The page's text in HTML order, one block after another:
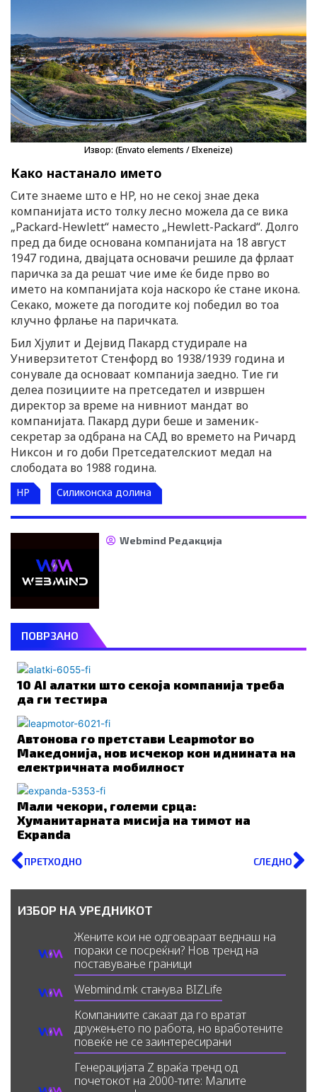
Извор: (Envato elements / Elxeneize)
Како настанало името
Сите знаеме што е HP, но не секој знае дека
компанијата исто толку лесно можела да се вика
„Packard-Hewlett“ наместо „Hewlett-Packard“. Долго
пред да биде основана компанијата на 18 август
1947 година, двајцата основачи решиле да фрлаат
паричка за да решат чие име ќе биде прво во
името на компанијата која наскоро ќе стане икона.
Секако, можете да погодите кој победил во тоа
клучно фрлање на паричката.
Бил Хјулит и Дејвид Пакард студирале на
Универзитетот Стенфорд во 1938/1939 година и
сонувале да основаат компанија заедно. Тие ги
делеа позициите на претседател и извршен
директор за време на нивниот мандат во
компанијата. Пакард дури беше и заменик-
секретар за одбрана на САД во времето на Ричард
Никсон и го доби Претседателскиот медал на
слободата во 1988 година.
HP Силиконска долина
Webmind Редакција
ПОВРЗАНО
10 AI алатки што секоја компанија треба
да ги тестира
Автонова го претстави Leapmotor во
Македонија, нов исчекор кон иднината на
електричната мобилност
Мали чекори, големи срца:
Хуманитарната мисија на тимот на
Expanda
Prev
ПРЕТХОДНО СЛЕДНО
ИЗБОР НА УРЕДНИКОТ
Жените кои не одговараат веднаш на
пораки се посреќни? Нов тренд на
поставување граници
Webmind.mk станува BIZLife
Компаниите сакаат да го вратат
дружењето по работа, но вработените
повеќе не се заинтересирани
Генерацијата Z враќа тренд од
почетокот на 2000-тите: Малите